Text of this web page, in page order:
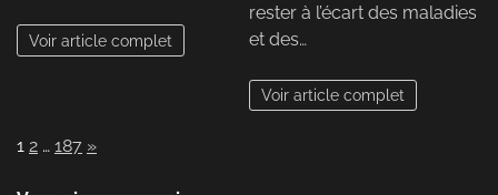
Voir article complet
rester à l’écart des maladies
et des…
Voir article complet
Page:
1 2 … 187 Next
»